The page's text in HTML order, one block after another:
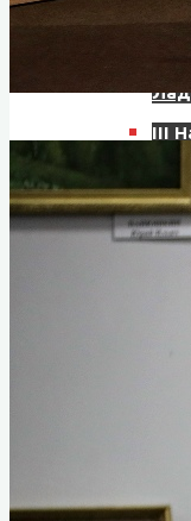
II
III
IV